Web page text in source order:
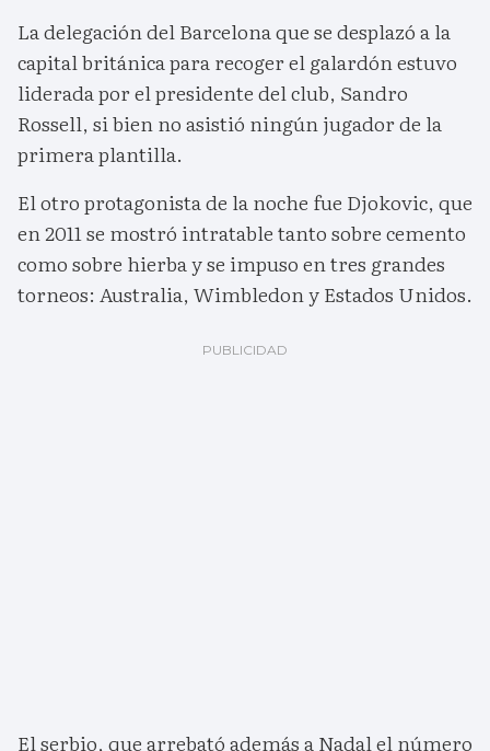
La delegación del Barcelona que se desplazó a la
capital británica para recoger el galardón estuvo
liderada por el presidente del club, Sandro
Rossell, si bien no asistió ningún jugador de la
primera plantilla.
El otro protagonista de la noche fue Djokovic, que
en 2011 se mostró intratable tanto sobre cemento
como sobre hierba y se impuso en tres grandes
torneos: Australia, Wimbledon y Estados Unidos.
El serbio, que arrebató además a Nadal el número